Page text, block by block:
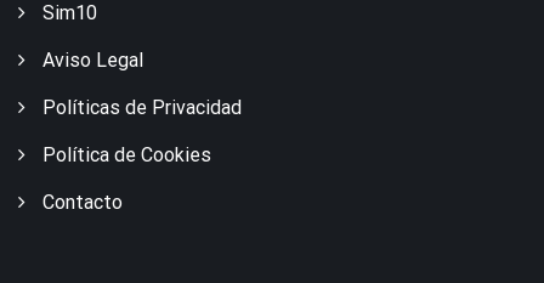
Sim10
Aviso Legal
Políticas de Privacidad
Política de Cookies
Contacto